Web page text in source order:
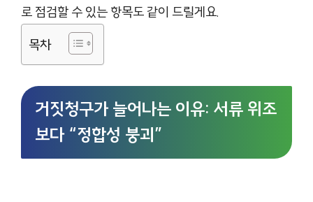
로 점검할 수 있는 항목도 같이 드릴게요.
목차
거짓청구가 늘어나는 이유: 서류 위조
보다 “정합성 붕괴”